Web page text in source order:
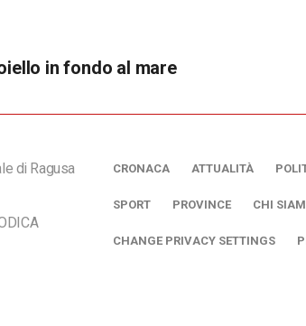
in fondo al mare
di Ragusa
CRONACA ATTUALITÀ
SPORT PROVINCE CHI
CHANGE PRIVACY SETTINGS